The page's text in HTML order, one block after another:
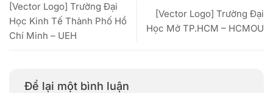
[Vector Logo] Trường Đại
Học Kinh Tế Thành Phố Hồ
Chí Minh – UEH
[Vector Logo] Trường Đại
Học Mở TP.HCM – HCMOU
Để lại một bình luận